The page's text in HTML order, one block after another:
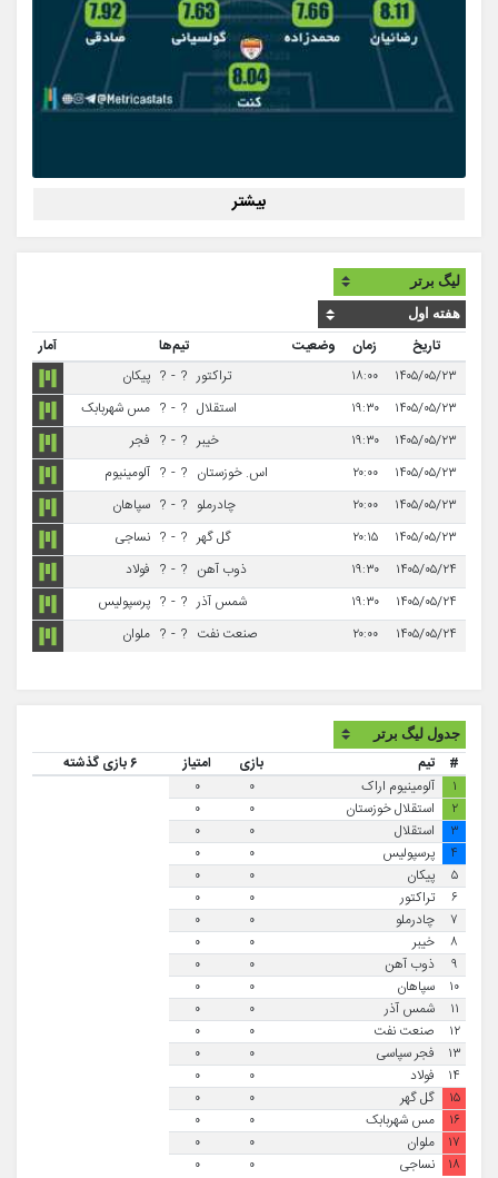
بیشتر
تاریخ زمان وضعیت تیم‌ها
آمار
۱۴۰۵/۰۵/۲۳
۱۸:۰۰ تراکتور ?
-
? پیکان
۱۴۰۵/۰۵/۲۳
۱۹:۳۰ استقلال ?
-
? مس شهربابک
۱۴۰۵/۰۵/۲۳
۱۹:۳۰ خیبر ?
-
? فجر
۱۴۰۵/۰۵/۲۳
۲۰:۰۰ اس. خوزستان ?
-
? آلومینیوم
۱۴۰۵/۰۵/۲۳
۲۰:۰۰ چادرملو ?
-
? سپاهان
۱۴۰۵/۰۵/۲۳
۲۰:۱۵ گل گهر ?
-
? نساجی
۱۴۰۵/۰۵/۲۴
۱۹:۳۰ ذوب آهن ?
-
? فولاد
۱۴۰۵/۰۵/۲۴
۱۹:۳۰ شمس آذر ?
-
? پرسپولیس
۱۴۰۵/۰۵/۲۴
۲۰:۰۰ صنعت نفت ?
-
? ملوان
# تیم بازی امتیاز
۶ بازی گذشته
۱
آلومینیوم اراک ۰
۰
۲
استقلال خوزستان ۰
۰
۳
استقلال ۰
۰
۴
پرسپولیس ۰
۰
۵
پیکان ۰
۰
۶
تراکتور ۰
۰
۷
چادرملو ۰
۰
۸
خیبر ۰
۰
۹
ذوب آهن ۰
۰
۱۰
سپاهان ۰
۰
۱۱
شمس آذر ۰
۰
۱۲
صنعت نفت ۰
۰
۱۳
فجر سپاسی ۰
۰
۱۴
فولاد ۰
۰
۱۵
گل گهر ۰
۰
۱۶
مس شهربابک ۰
۰
۱۷
ملوان ۰
۰
۱۸
نساجی ۰ ۰